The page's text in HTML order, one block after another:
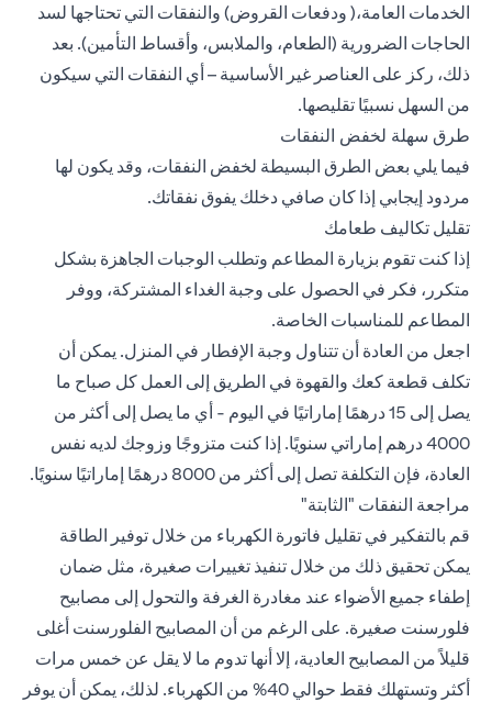
الخدمات العامة،( ودفعات القروض) والنفقات التي تحتاجها لسد
الحاجات الضرورية (الطعام، والملابس، وأقساط التأمين). بعد
ذلك، ركز على العناصر غير الأساسية – أي النفقات التي سيكون
من السهل نسبيًا تقليصها.
طرق سهلة لخفض النفقات
فيما يلي بعض الطرق البسيطة لخفض النفقات، وقد يكون لها
مردود إيجابي إذا كان صافي دخلك يفوق نفقاتك.
تقليل تكاليف طعامك
إذا كنت تقوم بزيارة المطاعم وتطلب الوجبات الجاهزة بشكل
متكرر، فكر في الحصول على وجبة الغداء المشتركة، ووفر
المطاعم للمناسبات الخاصة.
اجعل من العادة أن تتناول وجبة الإفطار في المنزل. يمكن أن
تكلف قطعة كعك والقهوة في الطريق إلى العمل كل صباح ما
يصل إلى 15 درهمًا إماراتيًا في اليوم - أي ما يصل إلى أكثر من
4000 درهم إماراتي سنويًا. إذا كنت متزوجًا وزوجك لديه نفس
العادة، فإن التكلفة تصل إلى أكثر من 8000 درهمًا إماراتيًا سنويًا.
مراجعة النفقات "الثابتة"
قم بالتفكير في تقليل فاتورة الكهرباء من خلال توفير الطاقة
يمكن تحقيق ذلك من خلال تنفيذ تغييرات صغيرة، مثل ضمان
إطفاء جميع الأضواء عند مغادرة الغرفة والتحول إلى مصابيح
فلورسنت صغيرة. على الرغم من أن المصابيح الفلورسنت أغلى
قليلاً من المصابيح العادية، إلا أنها تدوم ما لا يقل عن خمس مرات
أكثر وتستهلك فقط حوالي 40% من الكهرباء. لذلك، يمكن أن يوفر